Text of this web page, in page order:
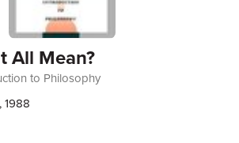
All Mean?
to Philosophy
1988